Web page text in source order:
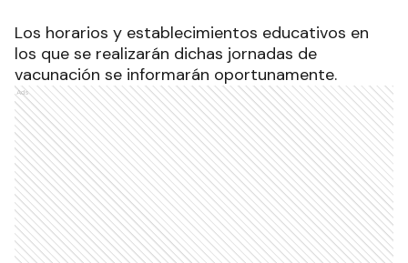
Los horarios y establecimientos educativos en
los que se realizarán dichas jornadas de
vacunación se informarán oportunamente.
Ads